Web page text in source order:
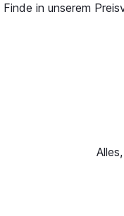
in unserem